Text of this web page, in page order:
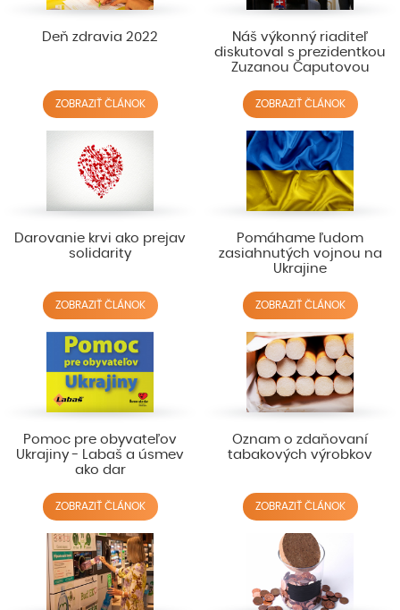
Deň zdravia 2022
ZOBRAZIŤ ČLÁNOK
Náš výkonný riaditeľ
diskutoval s prezidentkou
Zuzanou Čaputovou
ZOBRAZIŤ ČLÁNOK
Darovanie krvi ako prejav
solidarity
ZOBRAZIŤ ČLÁNOK
Pomáhame ľudom
zasiahnutých vojnou na
Ukrajine
ZOBRAZIŤ ČLÁNOK
Pomoc pre obyvateľov
Ukrajiny - Labaš a úsmev
ako dar
ZOBRAZIŤ ČLÁNOK
Oznam o zdaňovaní
tabakových výrobkov
ZOBRAZIŤ ČLÁNOK